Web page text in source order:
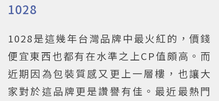
1028
1028是這幾年台灣品牌中最火紅的，價錢
便宜東西也都有在水準之上CP值頗高。而
近期因為包裝質感又更上一層樓，也讓大
家對於這品牌更是讚譽有佳。最近最熱門